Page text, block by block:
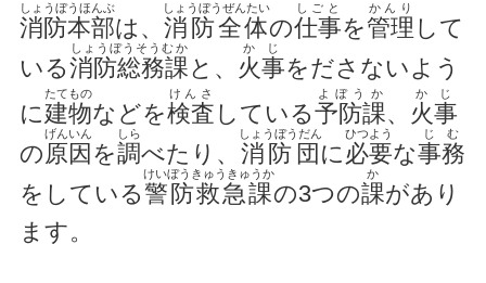
消防本部
しょうぼうほんぶ
は、 消防全体
しょうぼうぜんたい
の仕事
しごと
を管理
かんり
して
いる消防総務課
しょうぼうそうむか
と、 火事
かじ
をださないよう
に建物
たてもの
などを検査
けんさ
している予防課
よぼうか
、 火事
かじ
の原因
げんいん
を調
しら
べたり、 消防団
しょうぼうだん
に必要
ひつよう
な事務
じむ
をしている警防救急課
けいぼうきゅうきゅうか
の3つの課
か
があり
ます。